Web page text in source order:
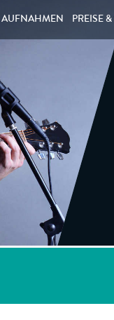
AUFNAHMEN PREISE &